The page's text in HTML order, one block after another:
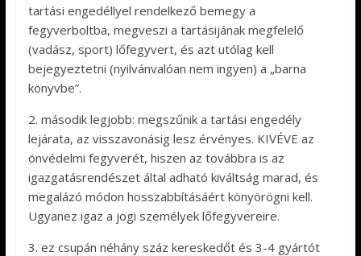
tartási engedéllyel rendelkező bemegy a
fegyverboltba, megveszi a tartásijának megfelelő
(vadász, sport) lőfegyvert, és azt utólag kell
bejegyeztetni (nyilvánvalóan nem ingyen) a „barna
könyvbe”.
2. második legjobb: megszűnik a tartási engedély
lejárata, az visszavonásig lesz érvényes. KIVÉVE az
önvédelmi fegyverét, hiszen az továbbra is az
igazgatásrendészet által adható kiváltság marad, és
megalázó módon hosszabbításáért könyörögni kell.
Ugyanez igaz a jogi személyek lőfegyvereire.
3. ez csupán néhány száz kereskedőt és 3-4 gyártót